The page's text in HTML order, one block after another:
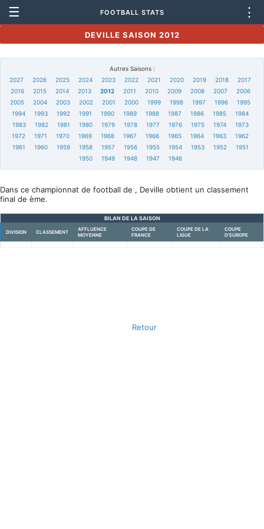
☰ FOOTBALL STATS ⋮
DEVILLE SAISON 2012
Autres Saisons :
2027
2026 2025 2024 2023 2022 2021 2020 2019 2018
2017
2016
2015 2014 2013 2012 2011 2010 2009 2008 2007
2006
2005
2004 2003 2002 2001 2000 1999 1998 1997 1996
1995
1994
1993 1992 1991 1990 1989 1988 1987 1986 1985
1984
1983
1982 1981 1980 1979 1978 1977 1976 1975 1974
1973
1972
1971 1970 1969 1968 1967 1966 1965 1964 1963
1962
1961
1960 1959 1958 1957 1956 1955 1954 1953 1952
1951
1950
1949 1948 1947 1946
Dans ce championnat de football de , Deville obtient un classement
final de ème.
BILAN DE LA SAISON
DIVISION CLASSEMENT
AFFLUENCE
MOYENNE
COUPE DE
FRANCE
COUPE DE LA
LIGUE
COUPE
D'EUROPE
Retour